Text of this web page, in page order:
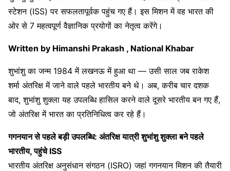
स्टेशन (ISS) पर सफलतापूर्वक पहुंच गए हैं। इस मिशन में वह भारत की
ओर से 7 महत्वपूर्ण वैज्ञानिक प्रयोगों का नेतृत्व करेंगे।
Written by Himanshi Prakash , National Khabar
शुभांशु का जन्म 1984 में लखनऊ में हुआ था — उसी साल जब राकेश
शर्मा अंतरिक्ष में जाने वाले पहले भारतीय बने थे। अब, करीब चार दशक
बाद, शुभांशु शुक्ला यह उपलब्धि हासिल करने वाले दूसरे भारतीय बन गए हैं,
जो अंतरिक्ष में भारत का प्रतिनिधित्व कर रहे हैं।
गगनयान से पहले बड़ी उपलब्धि: अंतरिक्ष यात्री शुभांशु शुक्ला बने पहले
भारतीय, पहुंचे ISS
भारतीय अंतरिक्ष अनुसंधान संगठन (ISRO) जहां गगनयान मिशन की तैयारी